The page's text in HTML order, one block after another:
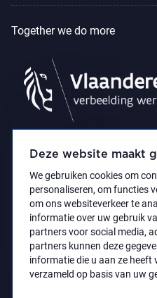
Deze website maakt
We gebruiken cookies om
personaliseren, om functies
om ons websiteverkeer te
informatie over uw gebruik
partners voor social media,
partners kunnen deze
informatie die u aan ze heeft
verzameld op basis van uw
Together we do more
Accessibility Statement
© 2021 Koninklijk Museum